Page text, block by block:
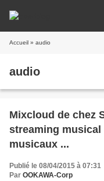
Accueil » audio
audio
Mixcloud de chez
streaming
musicaux ...
Publié le 08/04/2015 à 07:31
Par OOKAWA-Corp